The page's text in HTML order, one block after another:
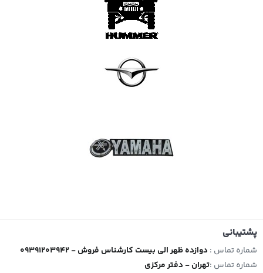
پشتیبانی
شماره تماس : 09391203942 - دوازده ظهر الی بیست کارشناس فروش
شماره تماس :تهران - دفتر مرکزی